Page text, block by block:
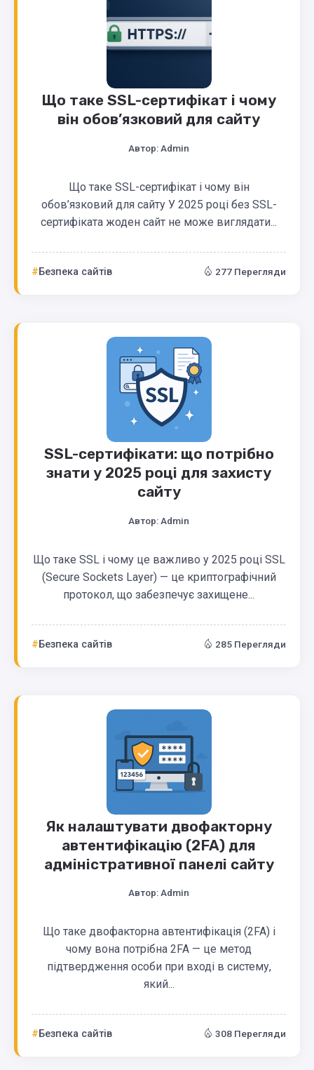
Що таке SSL-сертифікат і чому
він обов’язковий для сайту
Автор: Admin
Що таке SSL-сертифікат і чому він
обов’язковий для сайту У 2025 році без SSL-
сертифіката жоден сайт не може виглядати...
Безпека сайтів 277 Перегляди
SSL-сертифікати: що потрібно
знати у 2025 році для захисту
сайту
Автор: Admin
Що таке SSL і чому це важливо у 2025 році SSL
(Secure Sockets Layer) — це криптографічний
протокол, що забезпечує захищене...
Безпека сайтів 285 Перегляди
Як налаштувати двофакторну
автентифікацію (2FA) для
адміністративної панелі сайту
Автор:Admin
Що таке двофакторна автентифікація (2FA) і
чому вона потрібна 2FA — це метод
підтвердження особи при вході в систему,
який...
Безпека сайтів 308 Перегляди